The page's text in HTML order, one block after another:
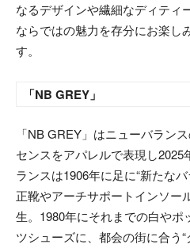
なるデザインや繊細なディティ
ならではの魅力を存分にお楽し
す。
「NB GREY」
「NB GREY」はニューバラン
センスをアパレルで表現し
ランスは1906年に足に“新たな
正靴やアーチサポートインソー
生。1980年にそれまでの白や
ツシューズに、都会の街に合う